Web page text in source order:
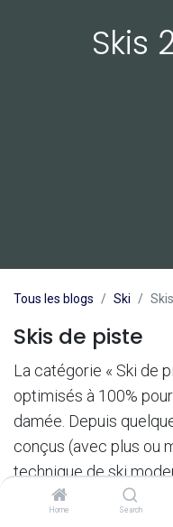
Home Search
Skis
Tous les blogs Ski
Skis de piste
La catégorie « Ski de
optimisés à 100%
damée. Depuis
conçus (avec plus ou
technique de ski
carving ». Cette
des skis